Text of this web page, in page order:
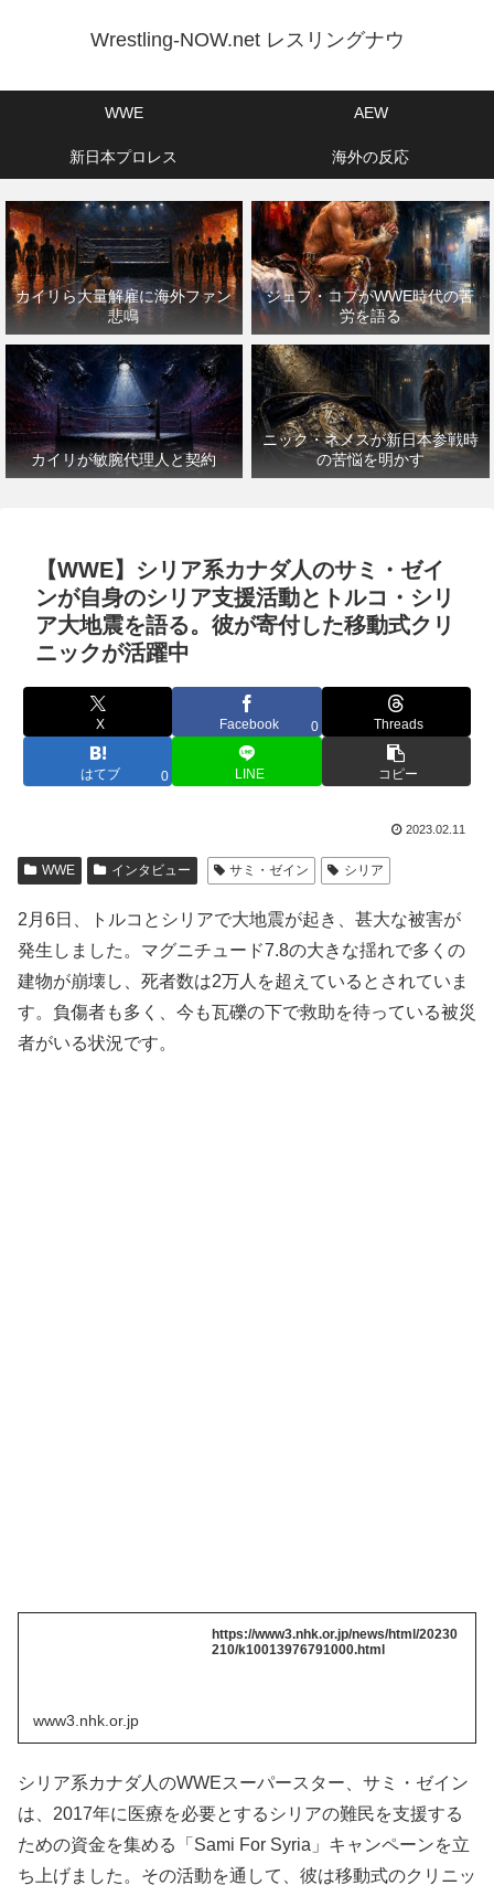
Wrestling-NOW.net レスリングナウ
WWE AEW
新日本プロレス 海外の反応
カイリら大量解雇に海外ファン
悲鳴
ジェフ・コブがWWE時代の苦
労を語る
カイリが敏腕代理人と契約
ニック・ネメスが新日本参戦時
の苦悩を明かす
【WWE】シリア系カナダ人のサミ・ゼイ
ンが自身のシリア支援活動とトルコ・シリ
ア大地震を語る。彼が寄付した移動式クリ
ニックが活躍中
X Facebook 0 Threads
はてブ 0 LINE コピー
2023.02.11
WWE インタビュー サミ・ゼイン シリア
2月6日、トルコとシリアで大地震が起き、甚大な被害が
発生しました。マグニチュード7.8の大きな揺れで多くの
建物が崩壊し、死者数は2万人を超えているとされていま
す。負傷者も多く、今も瓦礫の下で救助を待っている被災
者がいる状況です。
https://www3.nhk.or.jp/news/html/20230
210/k10013976791000.html
www3.nhk.or.jp
シリア系カナダ人のWWEスーパースター、サミ・ゼイン
は、2017年に医療を必要とするシリアの難民を支援する
ための資金を集める「Sami For Syria」キャンペーンを立
ち上げました。その活動を通して、彼は移動式のクリニッ